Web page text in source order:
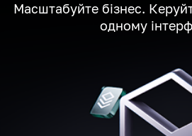
Масштабуйте бізнес.
одному